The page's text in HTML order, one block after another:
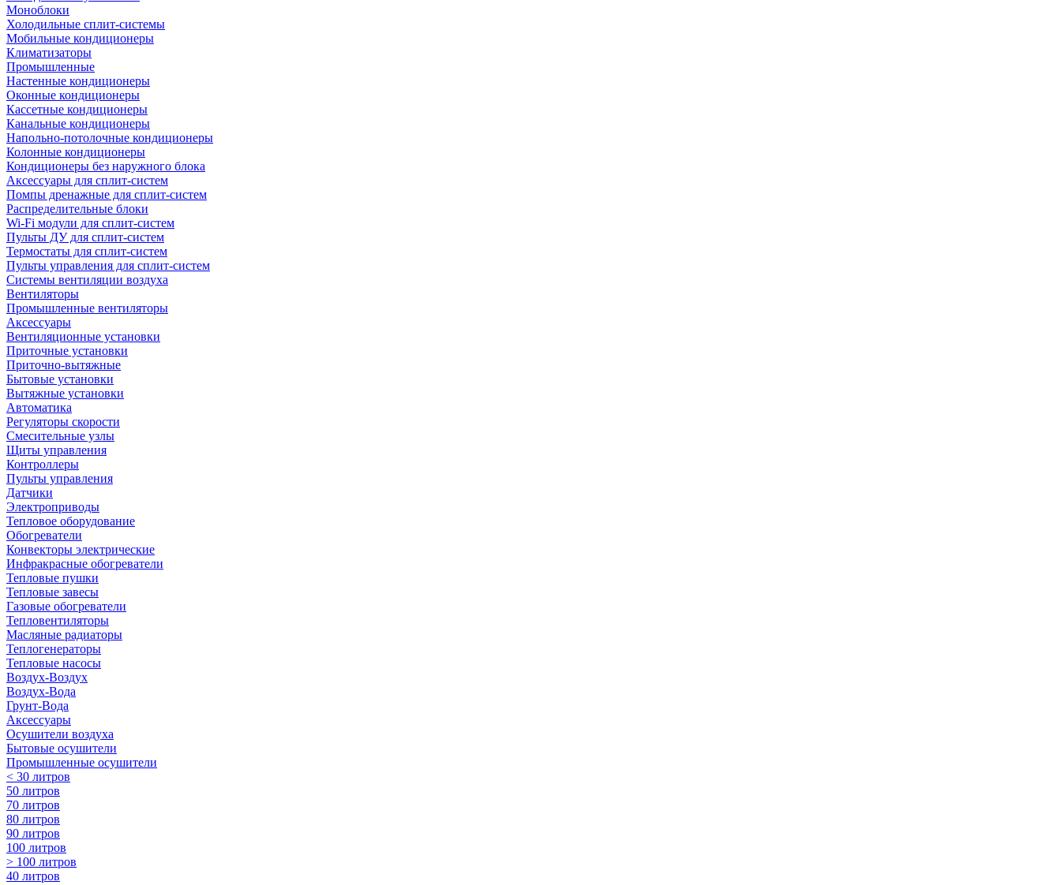
Моноблоки
Холодильные сплит-системы
Мобильные кондиционеры
Климатизаторы
Промышленные
Настенные кондиционеры
Оконные кондиционеры
Кассетные кондиционеры
Канальные кондиционеры
Напольно-потолочные кондиционеры
Колонные кондиционеры
Кондиционеры без наружного блока
Аксессуары для сплит-систем
Помпы дренажные для сплит-систем
Распределительные блоки
Wi-Fi модули для сплит-систем
Пульты ДУ для сплит-систем
Термостаты для сплит-систем
Пульты управления для сплит-систем
Системы вентиляции воздуха
Вентиляторы
Промышленные вентиляторы
Аксессуары
Вентиляционные установки
Приточные установки
Приточно-вытяжные
Бытовые установки
Вытяжные установки
Автоматика
Регуляторы скорости
Смесительные узлы
Щиты управления
Контроллеры
Пульты управления
Датчики
Электроприводы
Тепловое оборудование
Обогреватели
Конвекторы электрические
Инфракрасные обогреватели
Тепловые пушки
Тепловые завесы
Газовые обогреватели
Тепловентиляторы
Масляные радиаторы
Теплогенераторы
Тепловые насосы
Воздух-Воздух
Воздух-Вода
Грунт-Вода
Аксессуары
Осушители воздуха
Бытовые осушители
Промышленные осушители
< 30 литров
50 литров
70 литров
80 литров
90 литров
100 литров
> 100 литров
40 литров